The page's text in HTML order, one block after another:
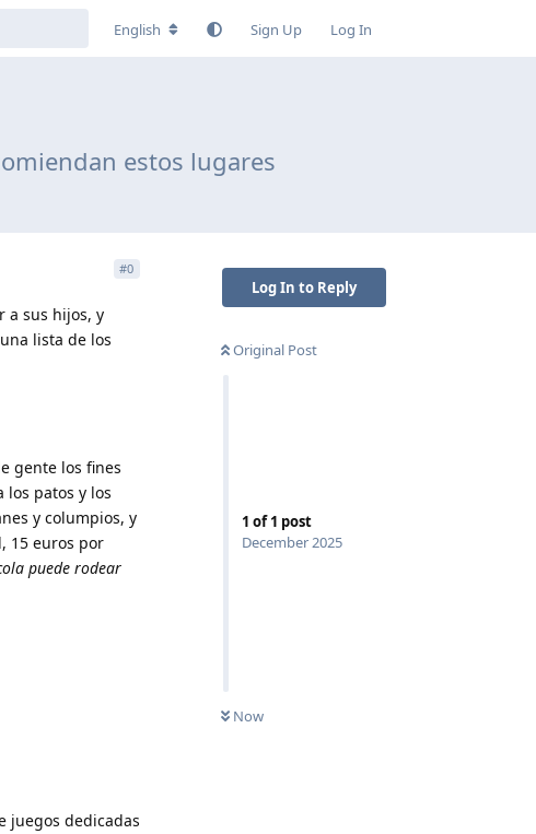
English Sign Up Log In
estos lugares
Log In to Reply
Original Post
1 of1 post
December 2025
Now
#0
a sus hijos, y
lista de los
gente los fines
patos y los
y columpios, y
15 euros por
puede rodear
juegos dedicadas